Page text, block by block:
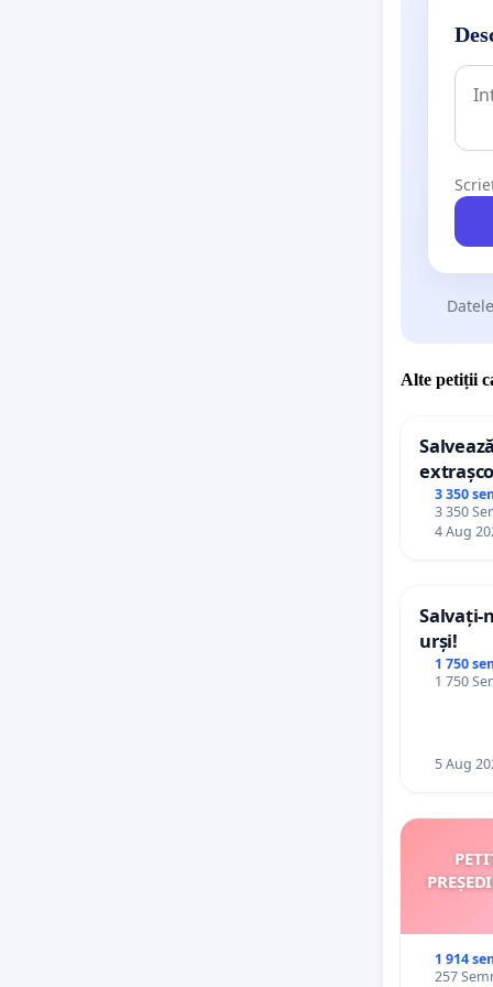
Alte petiții
3 350
3 350
4 Aug
Salvați-
urși!
1 750
1 750
5 Aug
1 914
257